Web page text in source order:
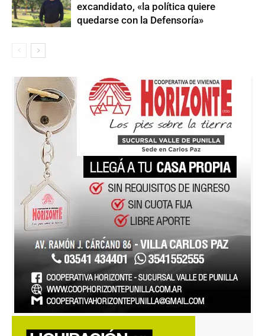
excandidato, «la política quiere
quedarse con la Defensoría»